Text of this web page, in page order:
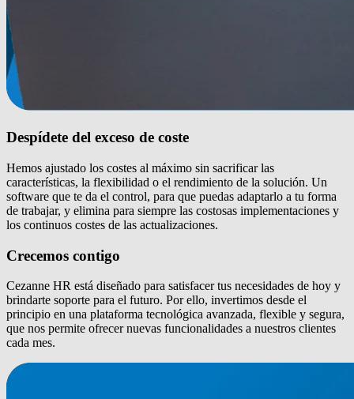
Despídete del exceso de coste
Hemos ajustado los costes al máximo sin sacrificar las
características, la flexibilidad o el rendimiento de la solución. Un
software que te da el control, para que puedas adaptarlo a tu forma
de trabajar, y elimina para siempre las costosas implementaciones y
los continuos costes de las actualizaciones.
Crecemos contigo
Cezanne HR está diseñado para satisfacer tus necesidades de hoy y
brindarte soporte para el futuro. Por ello, invertimos desde el
principio en una plataforma tecnológica avanzada, flexible y segura,
que nos permite ofrecer nuevas funcionalidades a nuestros clientes
cada mes.